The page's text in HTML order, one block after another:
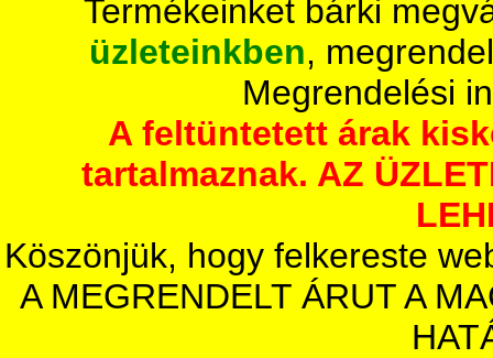
Termékeinket bárki
üzleteinkben,
Megrendelési
A feltüntetett árak
tartalmaznak. AZ
Köszönjük, hogy felkereste
A MEGRENDELT ÁRUT A